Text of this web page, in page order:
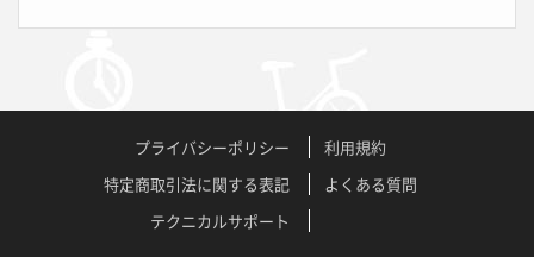
プライバシーポリシー
利用規約
特定商取引法に関する表記
よくある質問
テクニカルサポート